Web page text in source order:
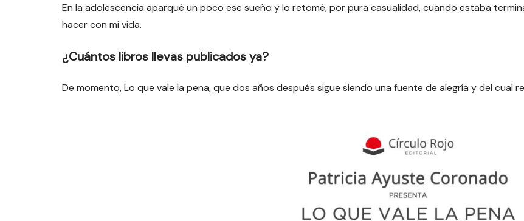
En la adolescencia aparqué un poco ese sueño y lo retomé, por pura casualidad, cuando estaba
hacer con mi vida.
¿Cuántos libros llevas publicados ya?
De momento, Lo que vale la pena, que dos años después sigue siendo una fuente de alegría y del cual